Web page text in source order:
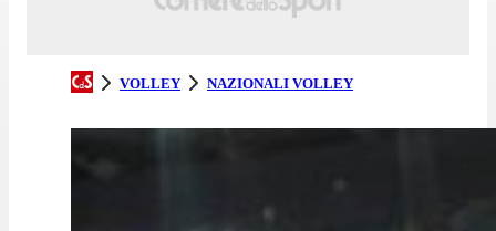
VOLLEY NAZIONALI VOLLEY